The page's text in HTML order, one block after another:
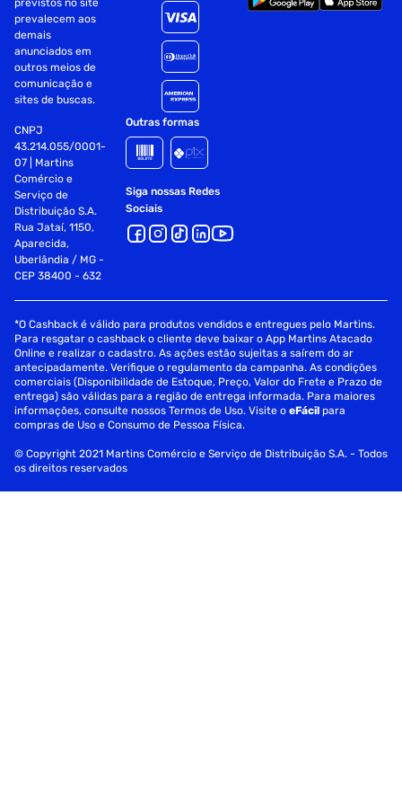
previstos no site
prevalecem aos
demais
anunciados em
outros meios de
comunicação e
sites de buscas.
CNPJ
43.214.055/0001-
07 | Martins
Comércio e
Serviço de
Distribuição S.A.
Rua Jataí, 1150,
Aparecida,
Uberlândia / MG -
CEP 38400 - 632
Outras formas
Siga nossas Redes
Sociais
*O Cashback é válido para produtos vendidos e entregues pelo Martins.
Para resgatar o cashback o cliente deve baixar o App Martins Atacado
Online e realizar o cadastro. As ações estão sujeitas a saírem do ar
antecipadamente. Verifique o regulamento da campanha. As condições
comerciais (Disponibilidade de Estoque, Preço, Valor do Frete e Prazo de
entrega) são válidas para a região de entrega informada. Para maiores
informações, consulte nossos Termos de Uso. Visite oeFácil para
compras de Uso e Consumo de Pessoa Física.
© Copyright 2021 Martins Comércio e Serviço de Distribuição S.A. - Todos
os direitos reservados